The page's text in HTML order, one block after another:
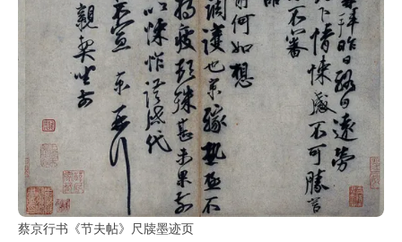
蔡京行书《节夫帖》尺牍墨迹页